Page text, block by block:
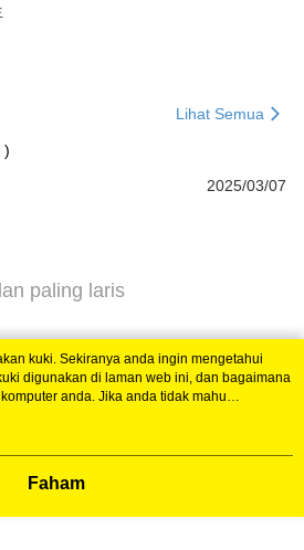
Lihat Semua
)
2025/03/07
paling laris
kuki. Sekiranya anda ingin mengetahui
digunakan di laman web ini, dan bagaimana
anda. Jika anda tidak mahu
anda, sila rujuk penerangan mengenai kuki.
kuki digunakan di laman web ini,
anda, sila rujuk penerangan mengenai
Faham